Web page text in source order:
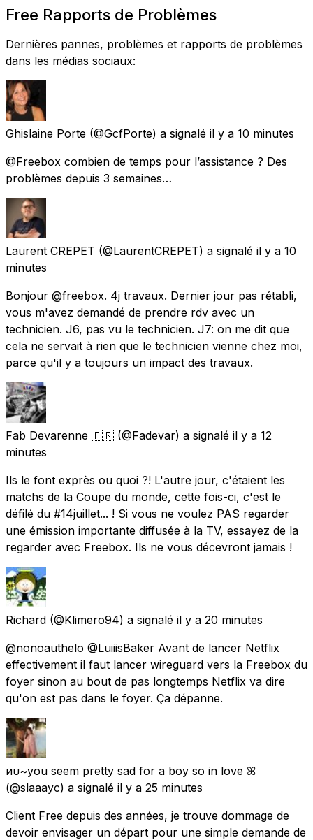
Free Rapports de Problèmes
Dernières pannes, problèmes et rapports de problèmes
dans les médias sociaux:
Ghislaine Porte (@GcfPorte) a signalé il y a 10 minutes
@Freebox combien de temps pour l’assistance ? Des
problèmes depuis 3 semaines…
Laurent CREPET (@LaurentCREPET) a signalé il y a 10
minutes
Bonjour @freebox. 4j travaux. Dernier jour pas rétabli,
vous m'avez demandé de prendre rdv avec un
technicien. J6, pas vu le technicien. J7: on me dit que
cela ne servait à rien que le technicien vienne chez moi,
parce qu'il y a toujours un impact des travaux.
Fab Devarenne 🇫🇷 (@Fadevar) a signalé il y a 12
minutes
Ils le font exprès ou quoi ?! L'autre jour, c'étaient les
matchs de la Coupe du monde, cette fois-ci, c'est le
défilé du #14juillet... ! Si vous ne voulez PAS regarder
une émission importante diffusée à la TV, essayez de la
regarder avec Freebox. Ils ne vous décevront jamais !
Richard (@Klimero94) a signalé il y a 20 minutes
@nonoauthelo @LuiiisBaker Avant de lancer Netflix
effectivement il faut lancer wireguard vers la Freebox du
foyer sinon au bout de pas longtemps Netflix va dire
qu'on est pas dans le foyer. Ça dépanne.
иυ~you seem pretty sad for a boy so in love ꕤ
(@slaaayc) a signalé il y a 25 minutes
Client Free depuis des années, je trouve dommage de
devoir envisager un départ pour une simple demande de